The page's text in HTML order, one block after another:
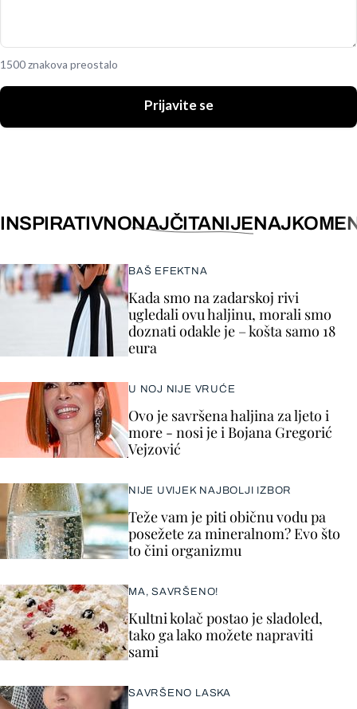
1500 znakova preostalo
Prijavite se
INSPIRATIVNONAJČITANIJE
BAŠ EFEKTNA
Kada smo na zadarskoj rivi
ugledali ovu haljinu, morali smo
doznati odakle je – košta samo 18
eura
U NOJ NIJE VRUĆE
Ovo je savršena haljina za ljeto i
more - nosi je i Bojana Gregorić
Vejzović
NIJE UVIJEK NAJBOLJI IZBOR
Teže vam je piti običnu vodu pa
posežete za mineralnom? Evo što
to čini organizmu
MA, SAVRŠENO!
Kultni kolač postao je sladoled,
tako ga lako možete napraviti
sami
SAVRŠENO LASKA